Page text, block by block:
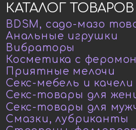
КАТАЛОГ ТОВАРОВ
BDSM, садо-мазо
Анальные игрушки
Вибраторы
Косметика с
Приятные мелочи
Секс-мебель и качели
Секс-товары для
Секс-товары для
Смазки, лубриканты